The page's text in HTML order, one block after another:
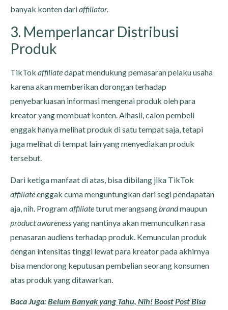
banyak konten dariaffiliator.
3. Memperlancar Distribusi
Produk
TikTok affiliatedapat mendukung pemasaran pelaku usaha
karena akan memberikan dorongan terhadap
penyebarluasan informasi mengenai produk oleh para
kreator yang membuat konten. Alhasil, calon pembeli
enggak hanya melihat produk di satu tempat saja, tetapi
juga melihat di tempat lain yang menyediakan produk
tersebut.
Dari ketiga manfaat di atas, bisa dibilang jika TikTok
affiliateenggak cuma menguntungkan dari segi pendapatan
aja, nih. Programaffiliateturut merangsang brandmaupun
product awarenessyang nantinya akan memunculkan rasa
penasaran audiens terhadap produk. Kemunculan produk
dengan intensitas tinggi lewat para kreator pada akhirnya
bisa mendorong keputusan pembelian seorang konsumen
atas produk yang ditawarkan.
Baca Juga:Belum Banyak yang Tahu, Nih! Boost Post Bisa